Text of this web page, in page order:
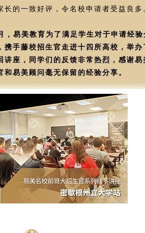
长的一致好评，令名校申请者受益良多
易美教育为了满足学生对于申请经验
携手藤校招生官走进十四所高校，举
讲座，同学们的反馈非常热烈，感谢
和易美顾问毫无保留的经验分享。